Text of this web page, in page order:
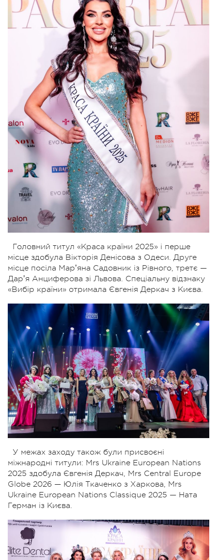
Головний титул «Краса країни 2025» і перше
місце здобула Вікторія Денісова з Одеси. Друге
місце посіла Марʼяна Садовник із Рівного, третє —
Дарʼя Анциферова зі Львова. Спеціальну відзнаку
«Вибір країни» отримала Євгенія Деркач з Києва.
У межах заходу також були присвоєні
міжнародні титули: Mrs Ukraine European Nations
2025 здобула Євгенія Деркач, Mrs Central Europe
Globe 2026 — Юлія Ткаченко з Харкова, Mrs
Ukraine European Nations Classique 2025 — Ната
Герман із Києва.